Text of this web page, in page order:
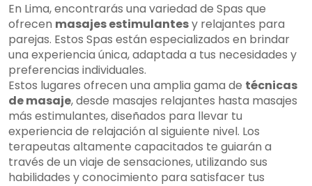
En Lima, encontrarás una variedad de Spas que
ofrecen masajes estimulantesy relajantes para
parejas. Estos Spas están especializados en brindar
una experiencia única, adaptada a tus necesidades y
preferencias individuales.
Estos lugares ofrecen una amplia gama de técnicas
de masaje, desde masajes relajantes hasta masajes
más estimulantes, diseñados para llevar tu
experiencia de relajación al siguiente nivel. Los
terapeutas altamente capacitados te guiarán a
través de un viaje de sensaciones, utilizando sus
habilidades y conocimiento para satisfacer tus